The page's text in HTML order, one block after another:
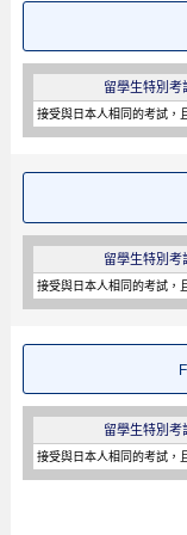
留學生特別考
接受與日本人相同的考試，
留學生特別考
接受與日本人相同的考試，
留學生特別考
接受與日本人相同的考試，